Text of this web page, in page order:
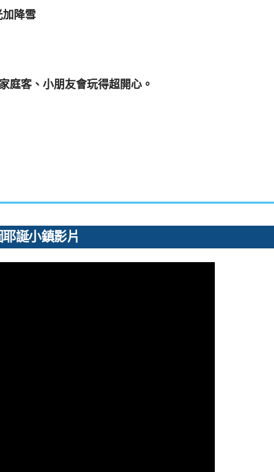
加降雪
庭客、小朋友會玩得超開心。
誕小鎮影片